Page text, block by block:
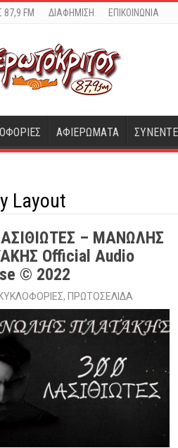
FM ΔΙΑΦΗΜΙΣΗ ΕΠΙΚΟΙΝΩΝΙΑ
ΑΦΙΕΡΩΜΑΤΑ
Layout
– ΜΑΝΩΛΗΣ
Official Audio
© 2022
, ΠΡΩΤΟΣΕΛΙΔΑ